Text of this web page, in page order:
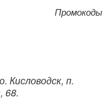
Промокоды
Кисловодск, п.
68.